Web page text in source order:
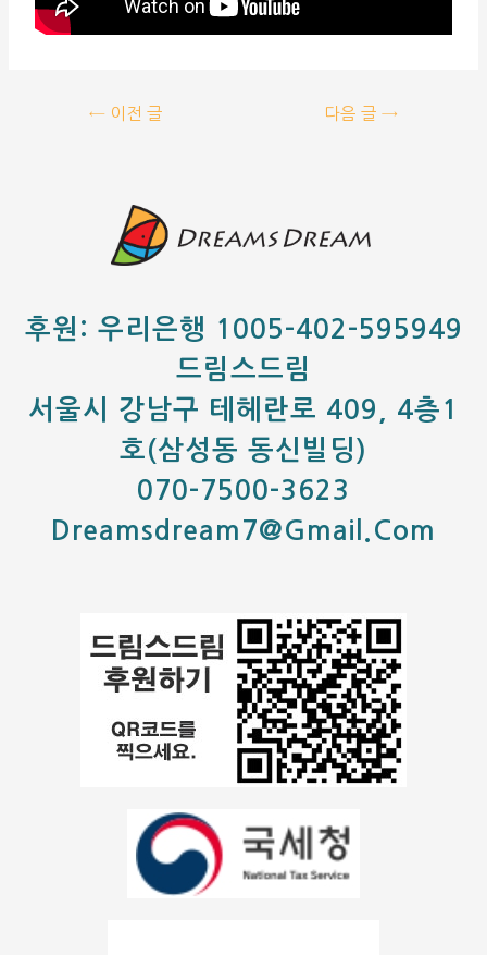
←이전 글 다음 글→
후원: 우리은행 1005-402-595949
드림스드림
서울시 강남구 테헤란로 409, 4층1
호(삼성동 동신빌딩)
070-7500-3623
Dreamsdream7@gmail.com